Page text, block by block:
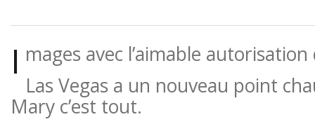
I mages avec l’aimable
Las Vegas a un nouveau point
Mary c’est tout.